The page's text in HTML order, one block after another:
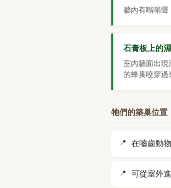
牆內有嗡嗡聲
石膏板上的
室內牆面出現
的蜂巢咬穿
牠們的築巢位置
在嚙齒動
可從室外